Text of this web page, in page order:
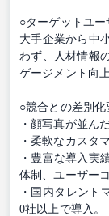
○ターゲットユー
大手企業から中
わず、人材情報
ゲージメント向
○競合との差別化
・顔写真が並ん
・柔軟なカスタ
・豊富な導入実
体制、ユーザー
・国内タレント
0社以上で導入。